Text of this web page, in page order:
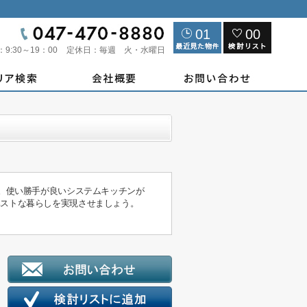
9:30～19：00 定休日： 毎週 火・水曜日
01 00
使い勝手が良いシステムキッチンが
トな暮らしを実現させましょう。